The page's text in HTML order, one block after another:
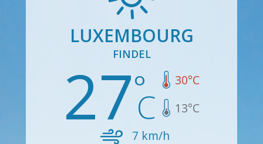
LUXEMBOURG
FINDEL
27 30°C
13°C
7 km/h